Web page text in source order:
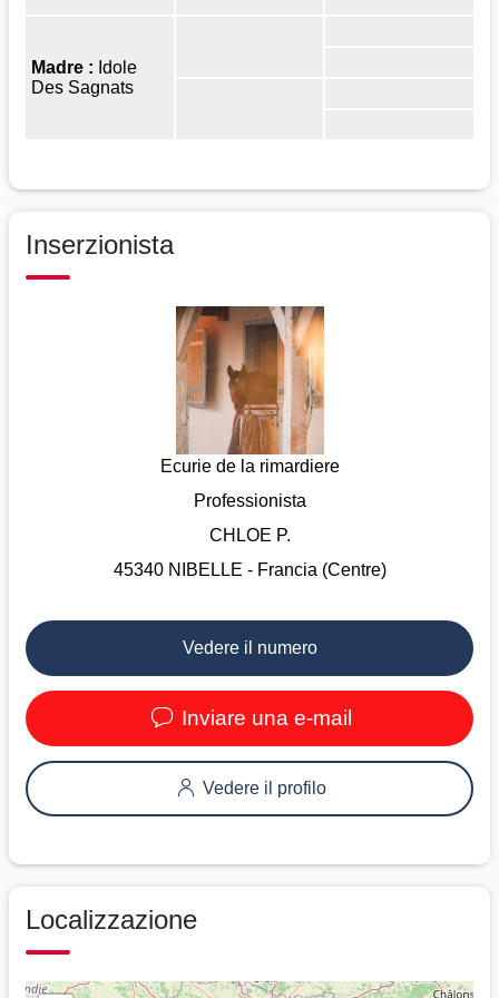
Madre : Idole
Des Sagnats
Inserzionista
Ecurie de la rimardiere
Professionista
CHLOE P.
45340 NIBELLE - Francia (Centre)
Vedere il numero
Inviare una e-mail
Vedere il profilo
Localizzazione